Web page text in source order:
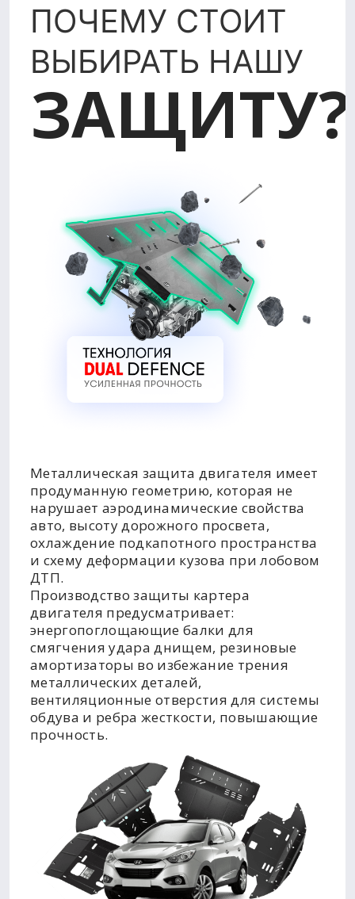
ПОЧЕМУ СТОИТ
ВЫБИРАТЬ НАШУ
ЗАЩИТУ?
Металлическая защита двигателя имеет
продуманную геометрию, которая не
нарушает аэродинамические свойства
авто, высоту дорожного просвета,
охлаждение подкапотного пространства
и схему деформации кузова при лобовом
ДТП.
Производство защиты картера
двигателя предусматривает:
энергопоглощающие балки для
смягчения удара днищем, резиновые
амортизаторы во избежание трения
металлических деталей,
вентиляционные отверстия для системы
обдува и ребра жесткости, повышающие
прочность.